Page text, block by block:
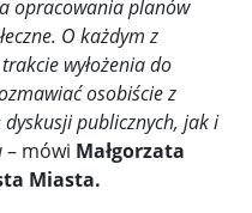
opracowania planów
O każdym z
wyłożenia do
osobiście z
publicznych, jak i
– mówi Małgorzata
Miasta.